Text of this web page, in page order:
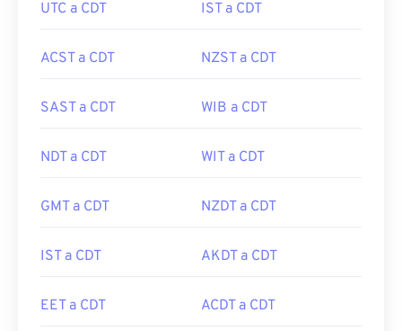
UTC a CDT IST a CDT
ACST a CDT NZST a CDT
SAST a CDT WIB a CDT
NDT a CDT WIT a CDT
GMT a CDT NZDT a CDT
IST a CDT AKDT a CDT
EET a CDT ACDT a CDT